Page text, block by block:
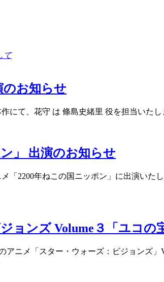
て
のお知らせ
にて、花守 は 條島史緒里 役を担当いた
」 出演のお知らせ
「2200年ねこの国ニッポン」に出演い
ョンズ Volume３「ユコの
アニメ「スター・ウォーズ：ビジョンズ